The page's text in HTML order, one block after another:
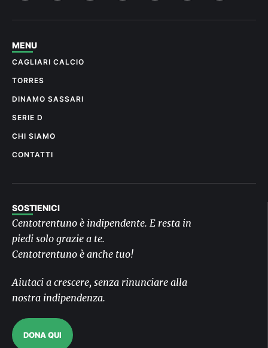
MENU
CAGLIARI CALCIO
TORRES
DINAMO SASSARI
SERIE D
CHI SIAMO
CONTATTI
SOSTIENICI
Centotrentuno è indipendente. E resta in
piedi solo grazie a te.
Centotrentuno è anche tuo!
Aiutaci a crescere, senza rinunciare alla
nostra indipendenza.
DONA QUI